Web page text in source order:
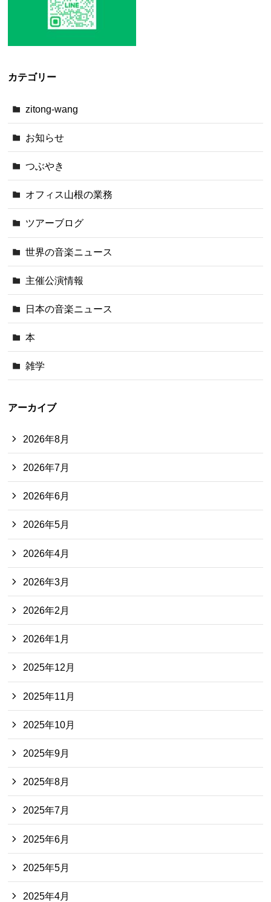
カテゴリー
zitong-wang
お知らせ
つぶやき
オフィス山根の業務
ツアーブログ
世界の音楽ニュース
主催公演情報
日本の音楽ニュース
本
雑学
アーカイブ
2026年8月
2026年7月
2026年6月
2026年5月
2026年4月
2026年3月
2026年2月
2026年1月
2025年12月
2025年11月
2025年10月
2025年9月
2025年8月
2025年7月
2025年6月
2025年5月
2025年4月